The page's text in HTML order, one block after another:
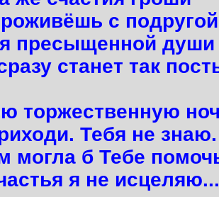
с
пресыщенной души
станет так
торжественную
Тебя не знаю.
могла б Тебе
я не исцеляю...